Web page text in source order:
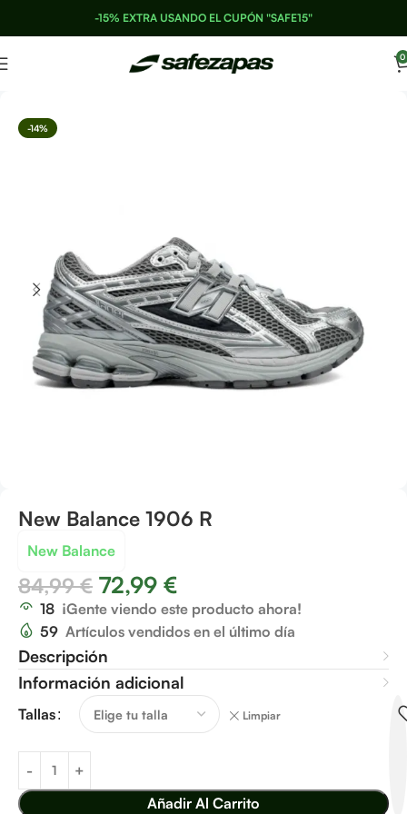
-15% EXTRA USANDO EL CUPÓN "SAFE15"
0
-14%
New Balance 1906 R
New Balance
84,99€ 72,99 €
18 ¡Gente viendo este producto ahora!
59 Artículos vendidos en el último día
Descripción
Información adicional
Tallas Limpiar
Añadir Al Carrito